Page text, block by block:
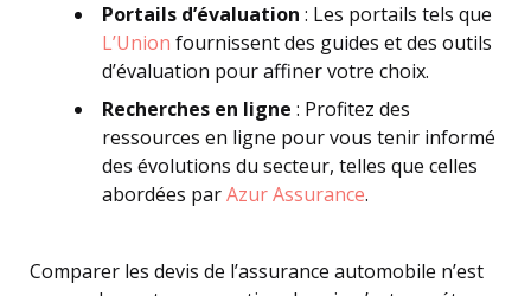
Portails d’évaluation : Les portails tels que
L’Union fournissent des guides et des outils
d’évaluation pour affiner votre choix.
Recherches en ligne : Profitez des
ressources en ligne pour vous tenir informé
des évolutions du secteur, telles que celles
abordées parAzur Assurance.
Comparer les devis de l’assurance automobile n’est